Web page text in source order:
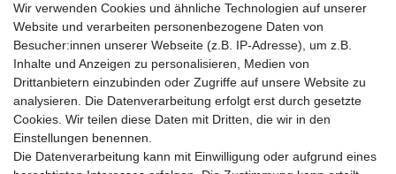
Zahlungs- und Versandinfos
Retourenabwicklung
Batteriehinweise
Frequently Asked Questions
Laden in Essen
Über uns
BLEIB VERBUNDEN
Krazy8 @ Facebook
Krazy8 @ Instagram
Wir verwenden Cookies und ähnliche Technologien auf unserer
Website und verarbeiten personenbezogene Daten von
Besucher:innen unserer Webseite (z.B. IP-Adresse), um z.B.
Inhalte und Anzeigen zu personalisieren, Medien von
Drittanbietern einzubinden oder Zugriffe auf unsere Website zu
analysieren. Die Datenverarbeitung erfolgt erst durch gesetzte
Cookies. Wir teilen diese Daten mit Dritten, die wir in den
Einstellungen benennen.
Die Datenverarbeitung kann mit Einwilligung oder aufgrund eines